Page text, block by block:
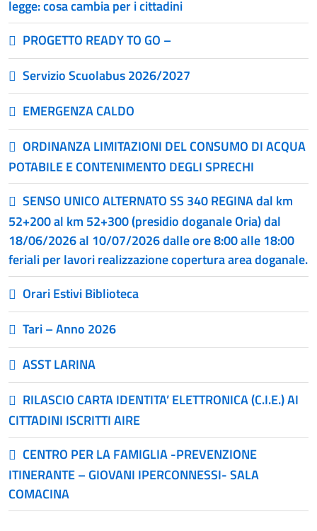
legge: cosa cambia per i cittadini
PROGETTO READY TO GO –
Servizio Scuolabus 2026/2027
EMERGENZA CALDO
ORDINANZA LIMITAZIONI DEL CONSUMO DI ACQUA
POTABILE E CONTENIMENTO DEGLI SPRECHI
SENSO UNICO ALTERNATO SS 340 REGINA dal km
52+200 al km 52+300 (presidio doganale Oria) dal
18/06/2026 al 10/07/2026 dalle ore 8:00 alle 18:00
feriali per lavori realizzazione copertura area doganale.
Orari Estivi Biblioteca
Tari – Anno 2026
ASST LARINA
RILASCIO CARTA IDENTITA’ ELETTRONICA (C.I.E.) AI
CITTADINI ISCRITTI AIRE
CENTRO PER LA FAMIGLIA -PREVENZIONE
ITINERANTE – GIOVANI IPERCONNESSI- SALA
COMACINA